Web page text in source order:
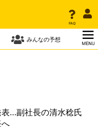
FAQ
みんなの予想
…副社長の清水稔氏
FAQ
みんなの予想